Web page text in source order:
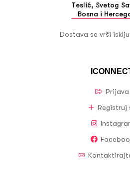
Prijava
Registruj
Teslić, Svetog
Bosna i
Dostava se vrši